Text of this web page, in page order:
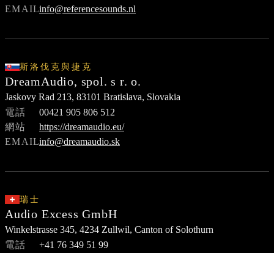
EMAILinfo@referencesounds.nl
斯洛伐克與捷克
DreamAudio, spol. s r. o.
Jaskovy Rad 213, 83101 Bratislava, Slovakia
電話
00421 905 806 512
網站
https://dreamaudio.eu/
EMAILinfo@dreamaudio.sk
瑞士
Audio Excess GmbH
Winkelstrasse 345, 4234 Zullwil, Canton of Solothurn
電話
+41 76 349 51 99